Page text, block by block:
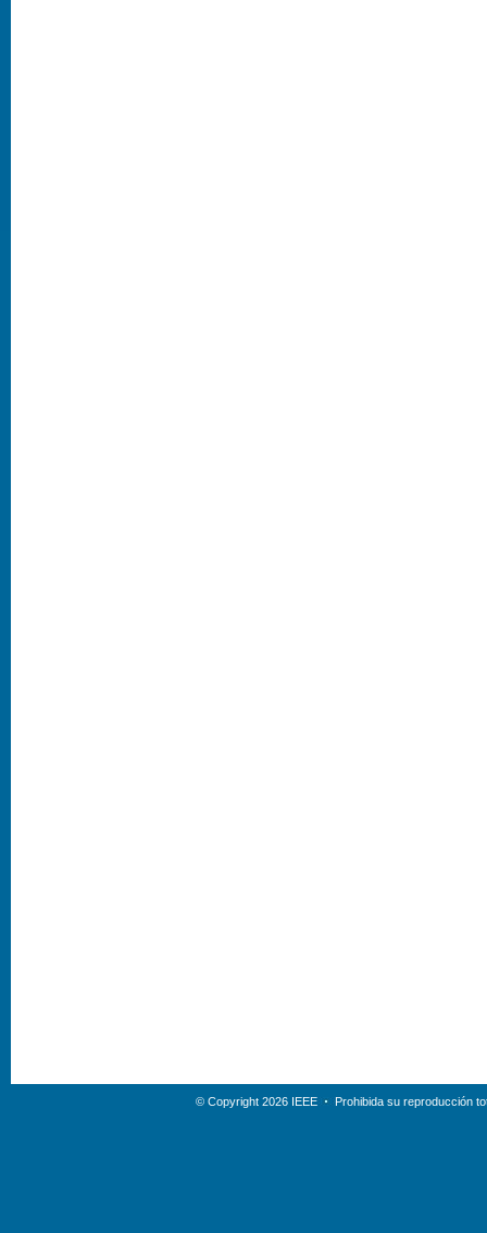
© Copyright 2026 IEEE Prohibida su reproducción